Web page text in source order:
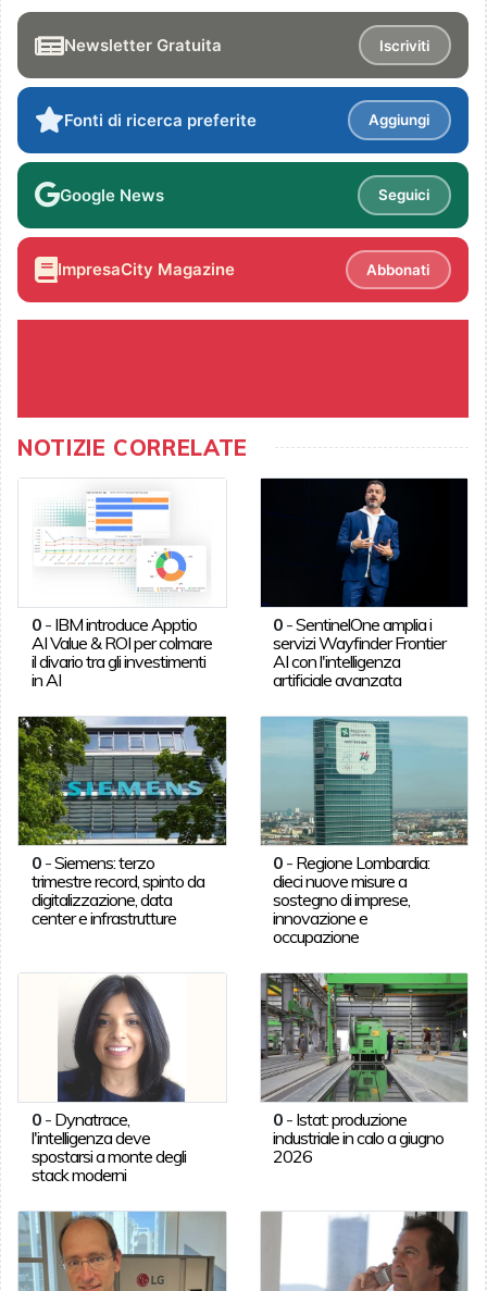
Newsletter Gratuita Iscriviti
Fonti di ricerca preferite Aggiungi
Google News Seguici
ImpresaCity Magazine Abbonati
NOTIZIE CORRELATE
0- IBM introduce Apptio
AI Value & ROI per colmare
il divario tra gli investimenti
in AI
0 -SentinelOne amplia i
servizi Wayfinder Frontier
AI con l'intelligenza
artificiale avanzata
0-Siemens: terzo
trimestre record, spinto da
digitalizzazione, data
center e infrastrutture
0 - Regione Lombardia:
dieci nuove misure a
sostegno di imprese,
innovazione e
occupazione
0- Dynatrace,
l'intelligenza deve
spostarsi a monte degli
stack moderni
0 - Istat: produzione
industriale in calo a giugno
2026